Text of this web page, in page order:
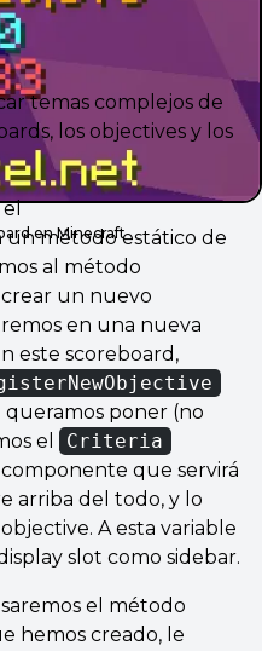
en Minecraft
temas complejos de
los objectives y los
el
método estático de
al método
crear un nuevo
en una nueva
este scoreboard,
poner (no
el
Criteria
que servirá
arriba del todo, y lo
A esta variable
slot como sidebar.
el método
hemos creado, le